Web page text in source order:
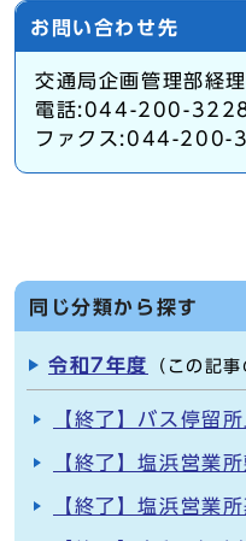
お問い合わせ先
交通局企画管理部経
電話:044-200-
ファクス:044-200-
同じ分類から探す
令和7年度 （この記事
【終了】バス停留
【終了】塩浜営業
【終了】塩浜営業